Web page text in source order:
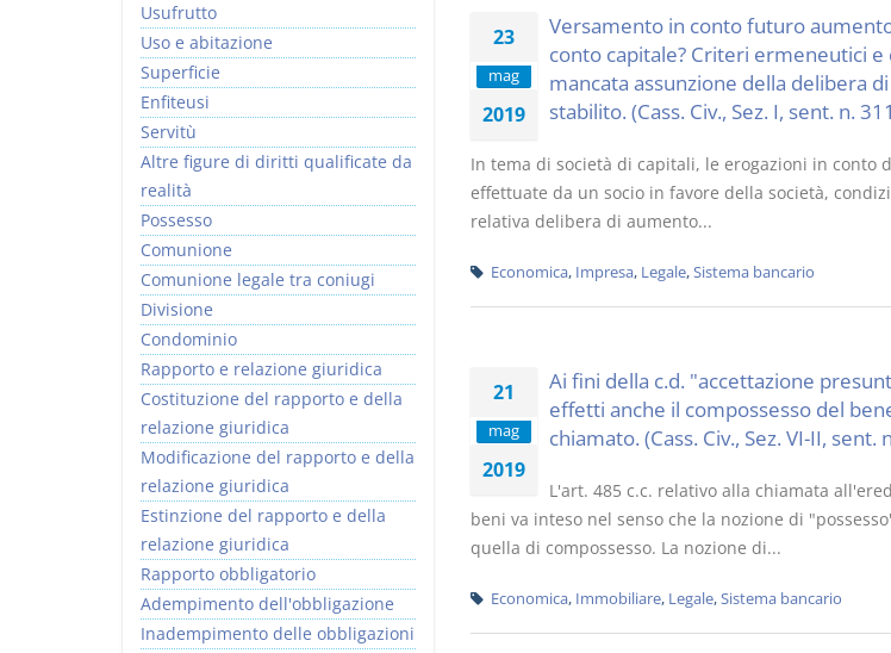
23
mag
2019
Versamento in conto futuro
conto capitale? Criteri ermeneutici e
mancata assunzione della delibera
stabilito. (Cass. Civ., Sez. I, sent. n.
In tema di società di capitali, le erogazioni in conto
effettuate da un socio in favore della società,
relativa delibera di aumento...
Economica, Impresa, Legale,Sistema bancario
21
mag
2019
Ai fini della c.d. "accettazione
effetti anche il compossesso del
chiamato. (Cass. Civ., Sez. VI-II,
L'art. 485 c.c. relativo alla chiamata
beni va inteso nel senso che la nozione di
quella di compossesso. La nozione di...
Economica, Immobiliare, Legale,Sistema bancario
Usufrutto
Uso e abitazione
Superficie
Enfiteusi
Servitù
Altre figure di diritti qualificate da
realità
Possesso
Comunione
Comunione legale tra coniugi
Divisione
Condominio
Rapporto e relazione giuridica
Costituzione del rapporto e della
relazione giuridica
Modificazione del rapporto e della
relazione giuridica
Estinzione del rapporto e della
relazione giuridica
Rapporto obbligatorio
Adempimento dell'obbligazione
Inadempimento delle obbligazioni